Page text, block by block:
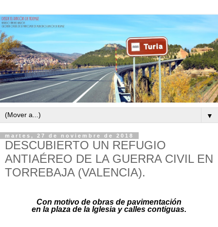
▼
martes, 27 de noviembre de 2018
DESCUBIERTO UN REFUGIO
ANTIAÉREO DE LA GUERRA CIVIL EN
TORREBAJA (VALENCIA).
Con motivo de obras de pavimentación
en la plaza de la Iglesia y calles contiguas.